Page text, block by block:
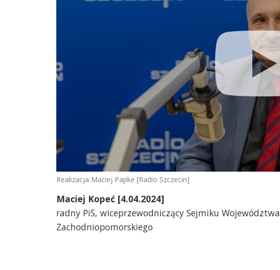
Realizacja Maciej Papke [Radio Szczecin]
Maciej Kopeć [4.04.2024]
radny PiS, wiceprzewodniczący Sejmiku Województwa
Zachodniopomorskiego